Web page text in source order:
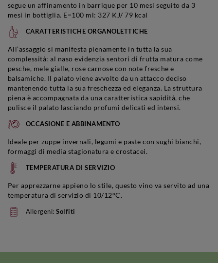
segue un affinamento in barrique per 10 mesi seguito da 3
mesi in bottiglia. E=100 ml: 327 KJ/ 79 kcal
CARATTERISTICHE ORGANOLETTICHE
All’assaggio si manifesta pienamente in tutta la sua
complessità: al naso evidenzia sentori di frutta matura come
pesche, mele gialle, rose carnose con note fresche e
balsamiche. Il palato viene avvolto da un attacco deciso
mantenendo tutta la sua freschezza ed eleganza. La struttura
piena è accompagnata da una caratteristica sapidità, che
pulisce il palato lasciando profumi delicati ed intensi.
OCCASIONE E ABBINAMENTO
Ideale per zuppe invernali, legumi e paste con sughi bianchi,
formaggi di media stagionatura e crostacei.
TEMPERATURA DI SERVIZIO
Per apprezzarne appieno lo stile, questo vino va servito ad una
temperatura di servizio di 10/12°C.
Allergeni:Solfiti